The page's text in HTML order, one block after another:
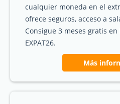
cualquier moneda en el
ofrece seguros, acceso a
Consigue 3 meses gratis
EXPAT26.
Más